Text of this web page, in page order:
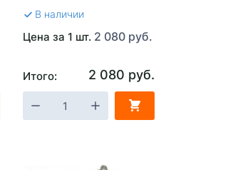
В наличии
Цена за 1 шт. 2 080 руб.
Итого: 2 080 руб.